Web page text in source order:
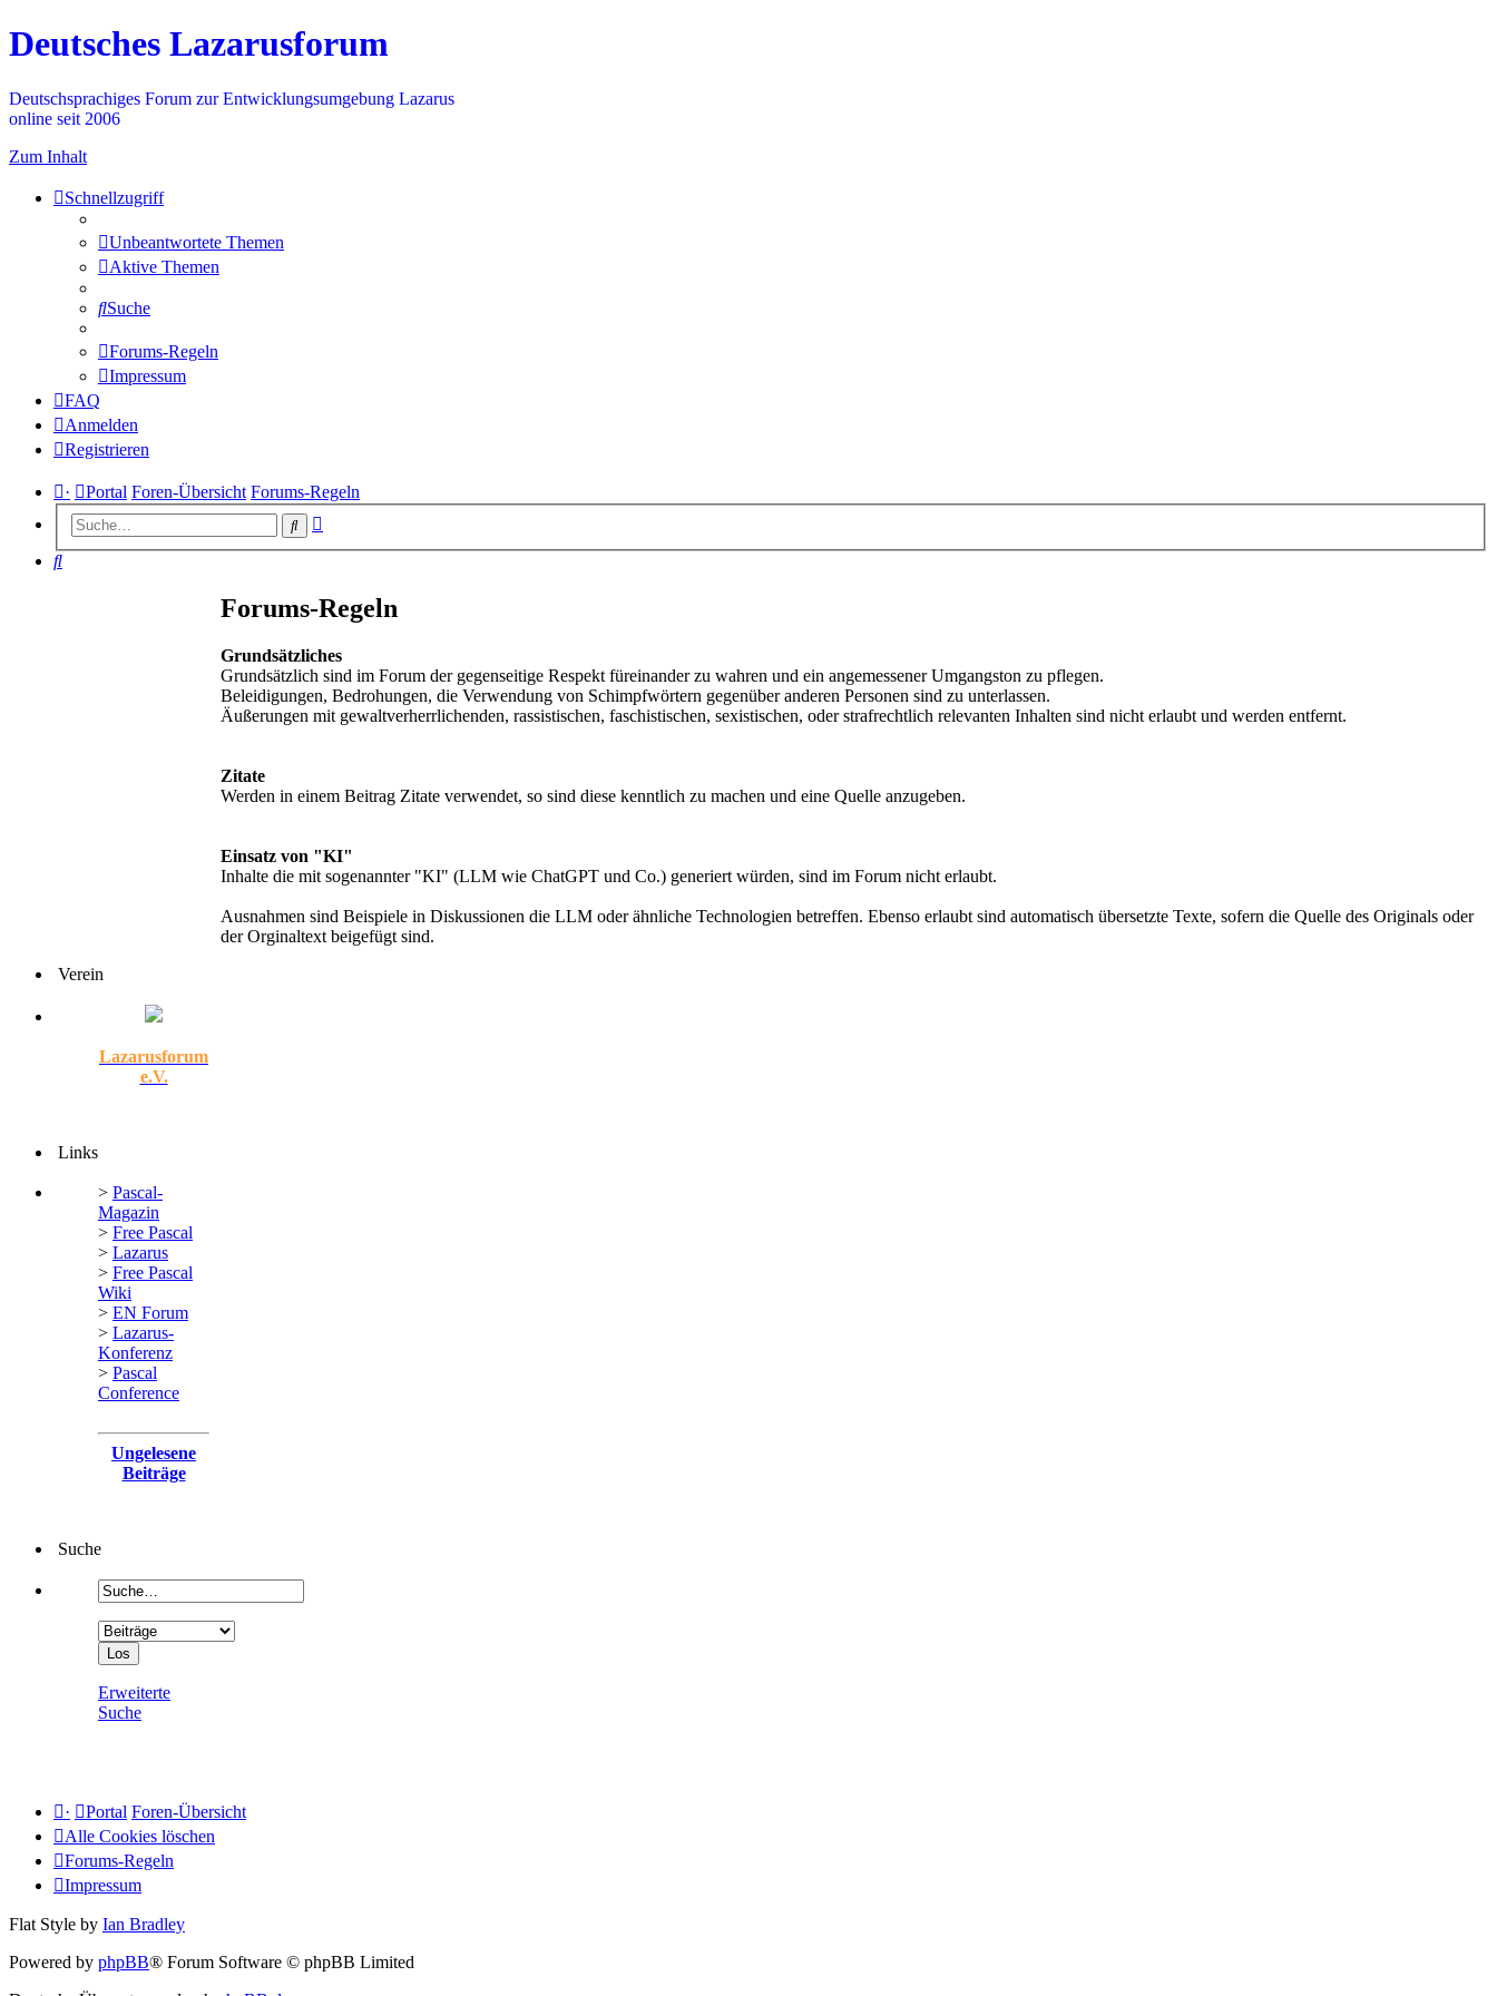
Deutsches Lazarusforum
Deutschsprachiges Forum zur Entwicklungsumgebung Lazarus
online seit 2006
Zum Inhalt
Schnellzugriff
Unbeantwortete Themen
Aktive Themen
Suche
Forums-Regeln
Impressum
FAQ
Anmelden
Registrieren
· Portal Foren-Übersicht Forums-Regeln
Suche
Suche
Forums-Regeln
Grundsätzliches
Grundsätzlich sind im Forum der gegenseitige Respekt füreinander zu wahren und ein angemessener Umgangston zu pflegen.
Beleidigungen, Bedrohungen, die Verwendung von Schimpfwörtern gegenüber anderen Personen sind zu unterlassen.
Äußerungen mit gewaltverherrlichenden, rassistischen, faschistischen, sexistischen, oder strafrechtlich relevanten Inhalten sind nicht erlaubt und werden entfernt.
Zitate
Werden in einem Beitrag Zitate verwendet, so sind diese kenntlich zu machen und eine Quelle anzugeben.
Einsatz von "KI"
Inhalte die mit sogenannter "KI" (LLM wie ChatGPT und Co.) generiert würden, sind im Forum nicht erlaubt.
Ausnahmen sind Beispiele in Diskussionen die LLM oder ähnliche Technologien betreffen. Ebenso erlaubt sind automatisch übersetzte Texte, sofern die Quelle des Originals oder
der Orginaltext beigefügt sind.
Verein
Lazarusforum
e.V.
Links
> Pascal-
Magazin
> Free Pascal
> Lazarus
> Free Pascal
Wiki
> EN Forum
> Lazarus-
Konferenz
> Pascal
Conference
Ungelesene
Beiträge
Suche
Erweiterte
Suche
· Portal Foren-Übersicht
Alle Cookies löschen
Forums-Regeln
Impressum
Flat Style by Ian Bradley
Powered by phpBB® Forum Software © phpBB Limited